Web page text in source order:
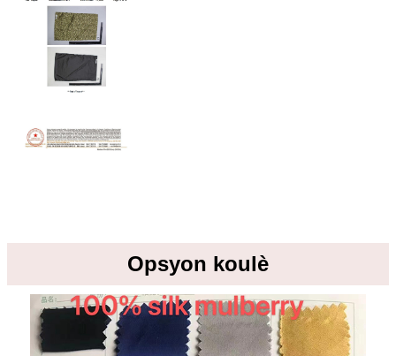
Opsyon koulè